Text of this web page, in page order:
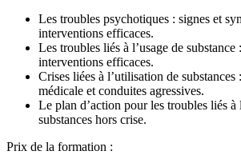
Les troubles psychotiques : signes et
interventions efficaces.
Les troubles liés à l’usage de substance
interventions efficaces.
Crises liées à l’utilisation de
médicale et conduites agressives.
Le plan d’action pour les troubles liés à
substances hors crise.
Prix de la formation :